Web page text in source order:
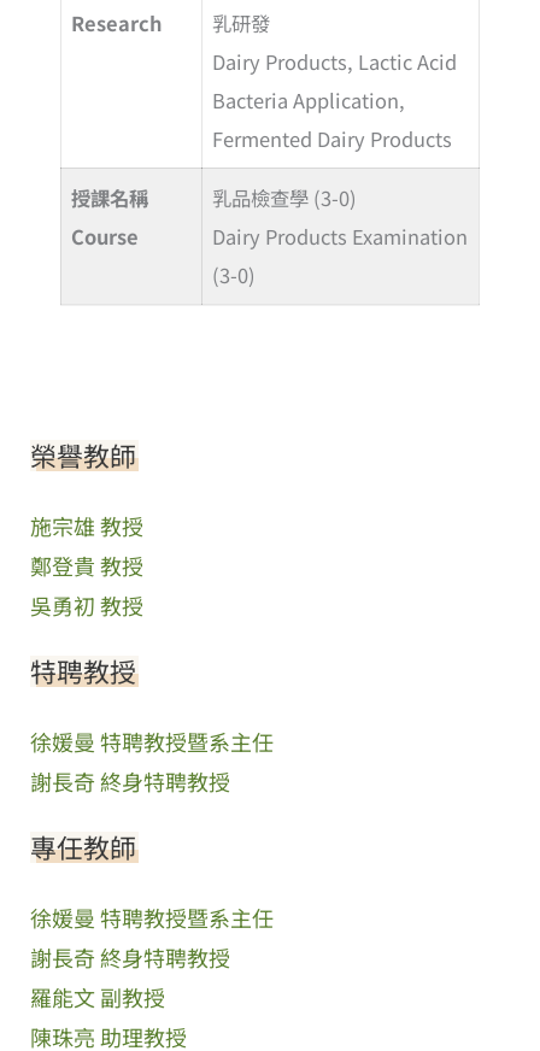
榮譽教師
施宗雄 教授
鄭登貴 教授
吳勇初 教授
特聘教授
徐媛曼 特聘教授暨系主任
謝長奇 終身特聘教授
專任教師
徐媛曼 特聘教授暨系主任
謝長奇 終身特聘教授
羅能文 副教授
陳珠亮 助理教授
Research
乳研發
Dairy Products, Lactic Acid
Bacteria Application,
Fermented Dairy Products
授課名稱
Course
乳品檢查學 (3-0)
Dairy Products Examination
(3-0)